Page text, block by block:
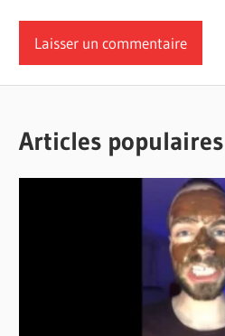
Articles populaires